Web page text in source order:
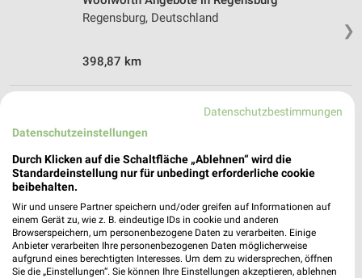
❯
Regensburg, Deutschland
398,87 km
Kaufhäuser Angebote für Ingolstadt und
Umgebung
7 Prospekte
Tchibo
Datenschutzbestimmungen
Datenschutzeinstellungen
Durch Klicken auf die Schaltfläche „Ablehnen“ wird die
Standardeinstellung nur für unbedingt erforderliche cookie
beibehalten.
Wir und unsere Partner speichern und/oder greifen auf Informationen auf
einem Gerät zu, wie z. B. eindeutige IDs in cookie und anderen
Browserspeichern, um personenbezogene Daten zu verarbeiten. Einige
Anbieter verarbeiten Ihre personenbezogenen Daten möglicherweise
aufgrund eines berechtigten Interesses. Um dem zu widersprechen, öffnen
Sie die „Einstellungen“. Sie können Ihre Einstellungen akzeptieren, ablehnen